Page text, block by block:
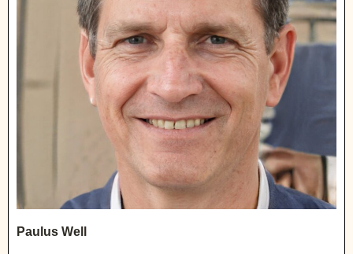
Paulus Well